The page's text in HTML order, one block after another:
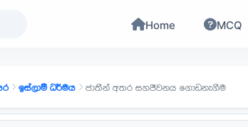
Home MCQ
ඉස්ලාම් ධර්මය ජාතීන් අතර සහජීවනය ගොඩනැගීම